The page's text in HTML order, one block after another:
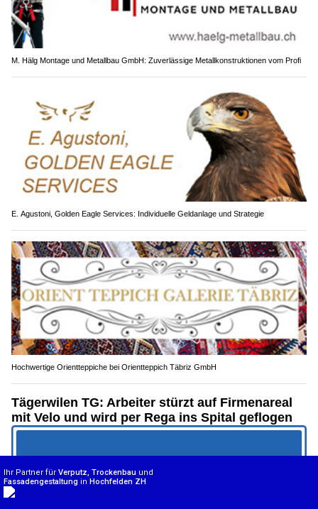
M. Hälg Montage und Metallbau GmbH: Zuverlässige Metallkonstruktionen vom Profi
E. Agustoni, Golden Eagle Services: Individuelle Geldanlage und Strategie
Hochwertige Orientteppiche bei Orientteppich Täbriz GmbH
Tägerwilen TG: Arbeiter stürzt auf Firmenareal
mit Velo und wird per Rega ins Spital geflogen